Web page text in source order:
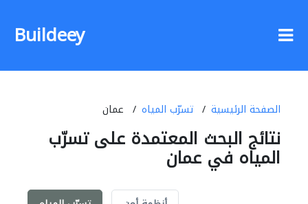
Buildeey
الصفحة الرئيسية تسرّب المياه عمان
نتائج البحث المعتمدة على تسرّب
المياه في عمان